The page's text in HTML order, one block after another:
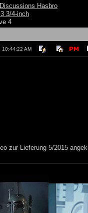
Hasbro
3/4-inch
4
AM
zur Lieferung 5/2015